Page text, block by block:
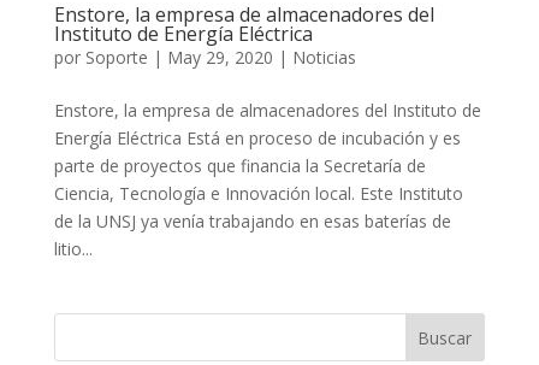
Enstore, la empresa de almacenadores del
Instituto de Energía Eléctrica
por Soporte | May 29, 2020 | Noticias
Enstore, la empresa de almacenadores del Instituto de
Energía Eléctrica Está en proceso de incubación y es
parte de proyectos que financia la Secretaría de
Ciencia, Tecnología e Innovación local. Este Instituto
de la UNSJ ya venía trabajando en esas baterías de
litio...
Buscar